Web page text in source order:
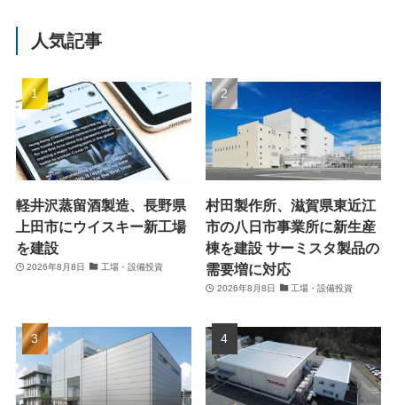
人気記事
軽井沢蒸留酒製造、長野県
上田市にウイスキー新工場
を建設
2026年8月8日 工場・設備投資
村田製作所、滋賀県東近江
市の八日市事業所に新生産
棟を建設 サーミスタ製品の
需要増に対応
2026年8月8日 工場・設備投資